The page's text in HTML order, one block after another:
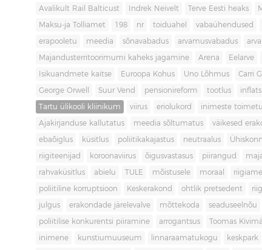
Avalikult Rail Balticust Indrek Neivelt Terve Eesti heaks
Maksu-ja Tolliamet 198 nr toiduahel vabaühendused
erapooletu meedia sõnavabadus arvamusvabadus
Majandusterritoorimumi kaheks jagamine Arena Eelarve
Isikuandmete kaitse Euroopa Kohus Uno Lõhmus Carri
George Orwell Suur Vend pensionireform tootlus
Tartu ülikooli kliinikum viirus eriolukord inimeste
Ajakirjanduse kallutatus meedia sõltumatus väikesed
ebaõiglus küsitlus poliitikakajastus neutraalus
riigiteenijad koroonaviirus õigusvastasus piirangud
rahvaküsitlus abielu TULE mõistusele moraal
poliitiline korruptsioon Keskerakond ohtlik pretsedent
julgus erakondade järelevalve mõttekoda seaduseelnõu
poliitilise konkurentsi piiramine arrogantsus Toomas
inimene kunstiumuuseum linnaraamatukogu keskpark